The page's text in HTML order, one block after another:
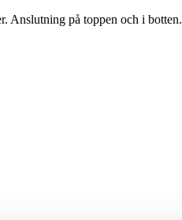
Anslutning på toppen och i botten.